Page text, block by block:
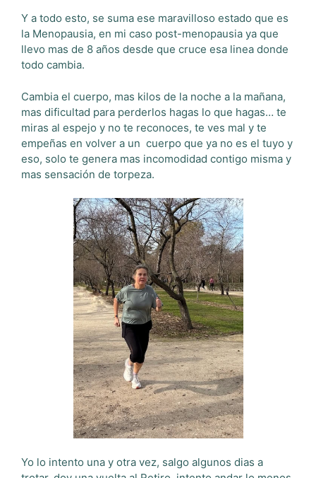
Y a todo esto, se suma ese maravilloso estado que es
la Menopausia, en mi caso post-menopausia ya que
llevo mas de 8 años desde que cruce esa linea donde
todo cambia.
Cambia el cuerpo, mas kilos de la noche a la mañana,
mas dificultad para perderlos hagas lo que hagas… te
miras al espejo y no te reconoces, te ves mal y te
empeñas en volver a un cuerpo que ya no es el tuyo y
eso, solo te genera mas incomodidad contigo misma y
mas sensación de torpeza.
Yo lo intento una y otra vez, salgo algunos dias a